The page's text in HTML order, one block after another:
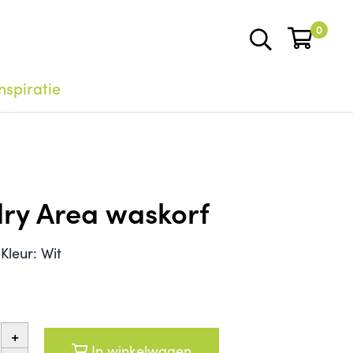
0
Area waskorf
Wit
+